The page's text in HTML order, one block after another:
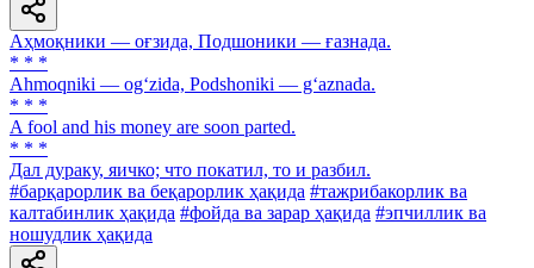
Аҳмоқники — оғзида, Подшоники — ғазнада.
* * *
Ahmoqniki — og‘zida, Podshoniki — g‘aznada.
* * *
A fool and his money are soon parted.
* * *
Дал дураку, яичко; что покатил, то и разбил.
#барқарорлик ва беқарорлик ҳақида #тажрибакорлик ва
калтабинлик ҳақида #фойда ва зарар ҳақида #эпчиллик ва
ношудлик ҳақида